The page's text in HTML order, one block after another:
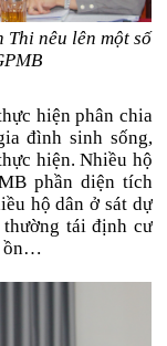
nêu lên một số
hiện phân chia
đình sinh sống,
hiện. Nhiều hộ
phần diện tích
hộ dân ở sát dự
tái định cư
ồn…